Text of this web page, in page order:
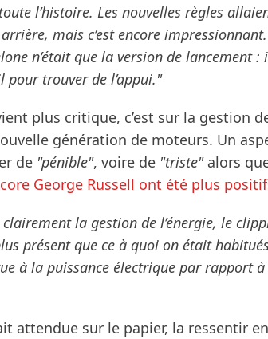
l’histoire. Les nouvelles règles
mais c’est encore
n’était que la version de lancement :
trouver de l’appui."
plus critique, c’est sur la gestion
génération de moteurs. Un
de "pénible", voire de "triste"alors
George Russell ont été plus
clairement la gestion de l’énergie, le
présent que ce à quoi on était
à la puissance électrique par rapport
attendue sur le papier, la ressentir